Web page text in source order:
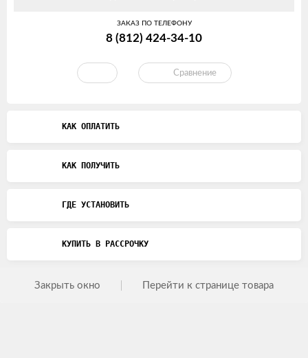
ЗАКАЗ ПО ТЕЛЕФОНУ
8 (812) 424-34-10
Сравнение
КАК ОПЛАТИТЬ
КАК ПОЛУЧИТЬ
ГДЕ УСТАНОВИТЬ
КУПИТЬ В РАССРОЧКУ
Закрыть окно Перейти к странице товара